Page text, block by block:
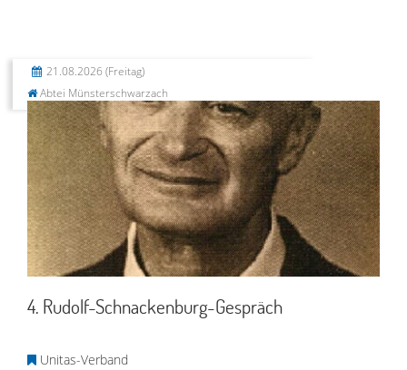
21.08.2026 (Freitag)
Abtei Münsterschwarzach
4. Rudolf-Schnackenburg-Gespräch
Unitas-Verband